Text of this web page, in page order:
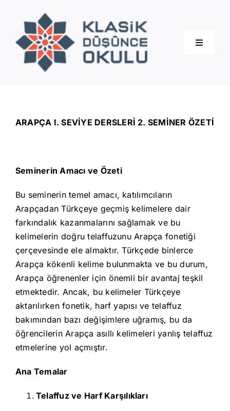
content
Toggle
Eğitimler
ARAPÇA I. SEVİYE DERSLERİ 2. SEMİNER ÖZETİ
Seminerin Amacı ve Özeti
Bu seminerin temel amacı, katılımcıların
Arapçadan Türkçeye geçmiş kelimelere dair
farkındalık kazanmalarını sağlamak ve bu
kelimelerin doğru telaffuzunu Arapça fonetiği
çerçevesinde ele almaktır. Türkçede binlerce
Arapça kökenli kelime bulunmakta ve bu durum,
Arapça öğrenenler için önemli bir avantaj teşkil
etmektedir. Ancak, bu kelimeler Türkçeye
aktarılırken fonetik, harf yapısı ve telaffuz
bakımından bazı değişimlere uğramış, bu da
öğrencilerin Arapça asıllı kelimeleri yanlış telaffuz
etmelerine yol açmıştır.
Ana Temalar
Telaffuz ve Harf Karşılıkları